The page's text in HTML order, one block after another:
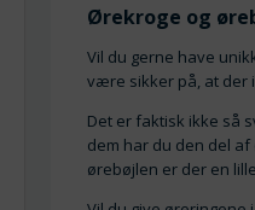
Ørekroge og
Vil du gerne have
være sikker på, at der
Det er faktisk ikke så
dem har du den del
ørebøjlen er der en